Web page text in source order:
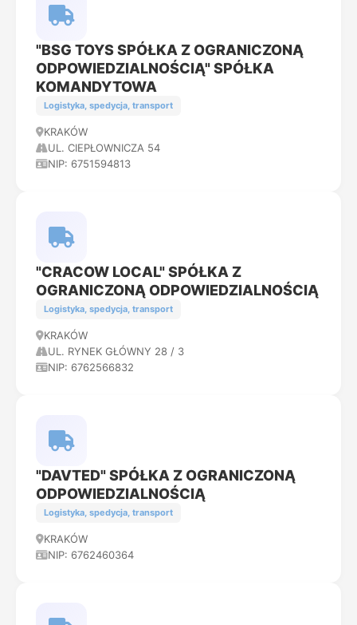
"BSG TOYS SPÓŁKA Z OGRANICZONĄ
ODPOWIEDZIALNOŚCIĄ" SPÓŁKA
KOMANDYTOWA
Logistyka, spedycja, transport
KRAKÓW
UL. CIEPŁOWNICZA 54
NIP: 6751594813
"CRACOW LOCAL" SPÓŁKA Z
OGRANICZONĄ ODPOWIEDZIALNOŚCIĄ
Logistyka, spedycja, transport
KRAKÓW
UL. RYNEK GŁÓWNY 28 / 3
NIP: 6762566832
"DAVTED" SPÓŁKA Z OGRANICZONĄ
ODPOWIEDZIALNOŚCIĄ
Logistyka, spedycja, transport
KRAKÓW
NIP: 6762460364